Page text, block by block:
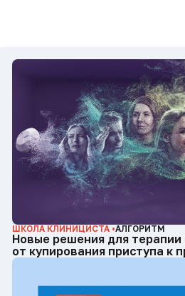
ШКОЛА КЛИНИЦИСТА •АЛГОРИТМ
Новые решения для терапии
от купирования приступа к